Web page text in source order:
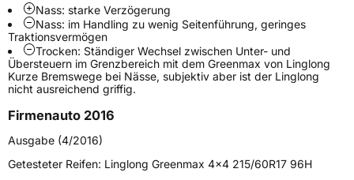
FahrzeugartTransporter
Weitere Eigenschaften
SchlauchtypTL
ZustandNeureifen
C-ReifenJa
Nass: starke Verzögerung
Nass: im Handling zu wenig Seitenführung, geringes
Traktionsvermögen
Trocken: Ständiger Wechsel zwischen Unter- und
Übersteuern im Grenzbereich mit dem Greenmax von Linglong
Kurze Bremswege bei Nässe, subjektiv aber ist der Linglong
nicht ausreichend griffig.
Firmenauto 2016
Ausgabe (4/2016)
Getesteter Reifen: Linglong Greenmax 4x4 215/60R17 96H